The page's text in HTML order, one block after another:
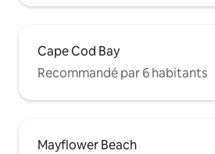
Cape Cod Bay
Recommandé par 6 habitants
Mayflower Beach